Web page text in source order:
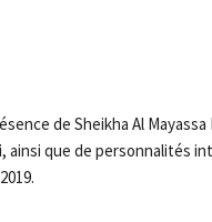
de Sheikha Al
ainsi que de personnalités